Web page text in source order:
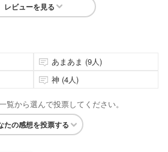
レビューを見る
あまあま (9人)
神 (4人)
覧から選んで投票してください。
たの感想を投票する